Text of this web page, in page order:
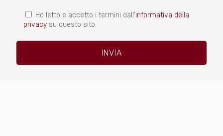
Ho letto e accetto i termini dall'informativa della
privacy su questo sito.